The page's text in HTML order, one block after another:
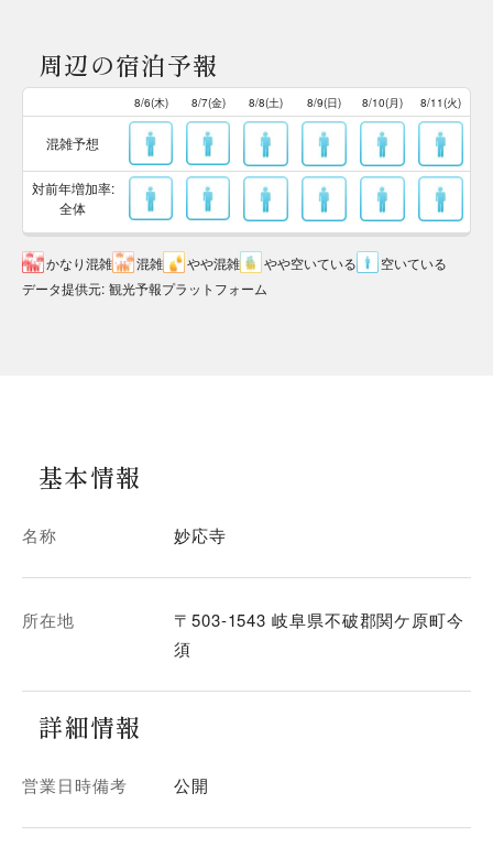
周辺の宿泊予報
8/6(木) 8/7(金) 8/8(土) 8/9(日) 8/10(月) 8/11(火)
混雑予想
対前年増加率:
全体
かなり混雑 混雑 やや混雑 やや空いている
空いている
データ提供元: 観光予報プラットフォーム
基本情報
名称 妙応寺
所在地
〒503-1543 岐阜県不破郡関ケ原町今
須
詳細情報
営業日時備考 公開